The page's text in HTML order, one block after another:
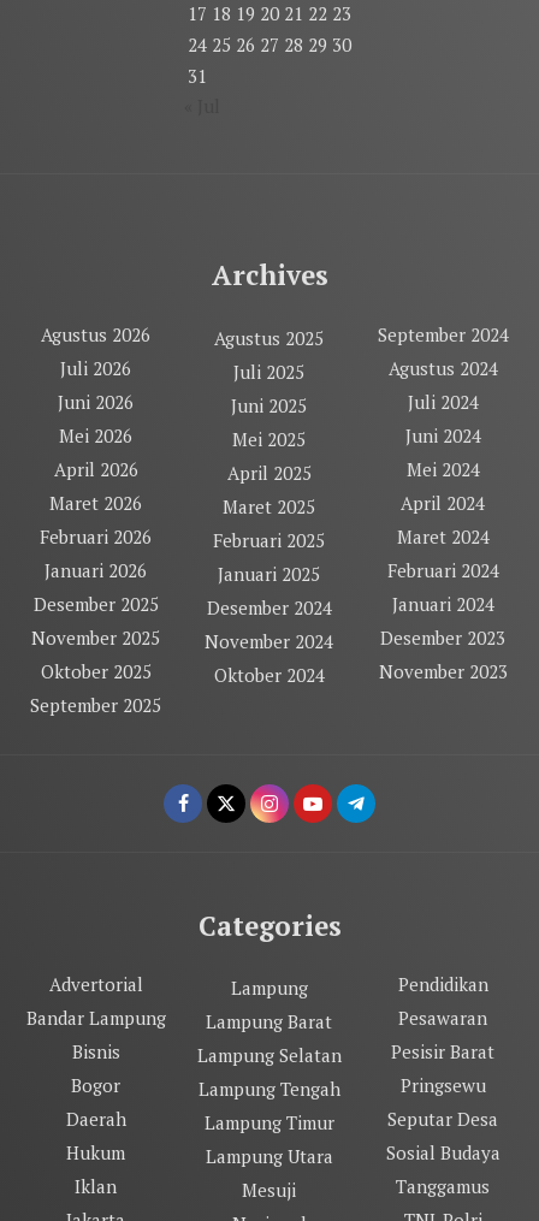
17 18 19 20 21 22 23
24 25 26 27 28 29 30
31
Archives
Agustus 2026
Juli 2026
Juni 2026
Mei 2026
April 2026
Maret 2026
Februari 2026
Januari 2026
Desember 2025
November 2025
Oktober 2025
September 2025
Agustus 2025
Juli 2025
Juni 2025
Mei 2025
April 2025
Maret 2025
Februari 2025
Januari 2025
Desember 2024
November 2024
Oktober 2024
September 2024
Agustus 2024
Juli 2024
Juni 2024
Mei 2024
April 2024
Maret 2024
Februari 2024
Januari 2024
Desember 2023
November 2023
Categories
Advertorial
Bandar Lampung
Bisnis
Bogor
Daerah
Hukum
Iklan
Lampung
Lampung Barat
Lampung Selatan
Lampung Tengah
Lampung Timur
Lampung Utara
Mesuji
Pendidikan
Pesawaran
Pesisir Barat
Pringsewu
Seputar Desa
Sosial Budaya
Tanggamus